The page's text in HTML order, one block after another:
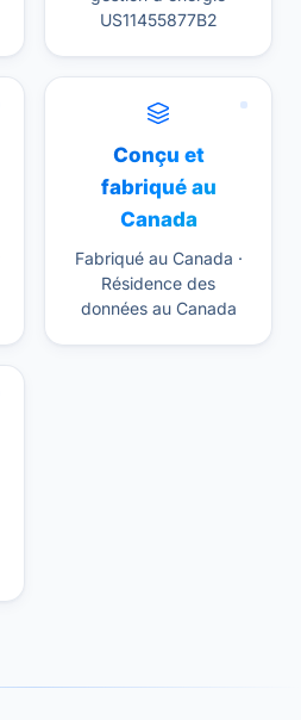
US11455877B2
Conçu et
fabriqué au
Canada
Fabriqué au Canada ·
Résidence des
données au Canada